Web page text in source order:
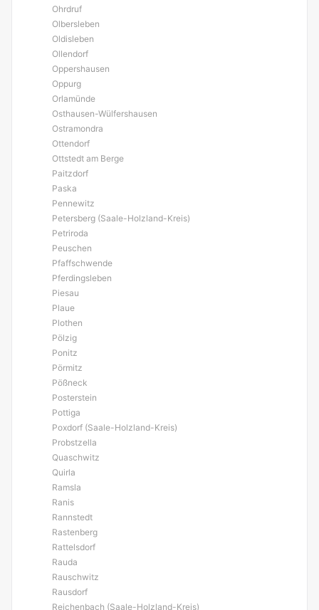
Ohrdruf
Olbersleben
Oldisleben
Ollendorf
Oppershausen
Oppurg
Orlamünde
Osthausen-Wülfershausen
Ostramondra
Ottendorf
Ottstedt am Berge
Paitzdorf
Paska
Pennewitz
Petersberg (Saale-Holzland-Kreis)
Petriroda
Peuschen
Pfaffschwende
Pferdingsleben
Piesau
Plaue
Plothen
Pölzig
Ponitz
Pörmitz
Pößneck
Posterstein
Pottiga
Poxdorf (Saale-Holzland-Kreis)
Probstzella
Quaschwitz
Quirla
Ramsla
Ranis
Rannstedt
Rastenberg
Rattelsdorf
Rauda
Rauschwitz
Rausdorf
Reichenbach (Saale-Holzland-Kreis)